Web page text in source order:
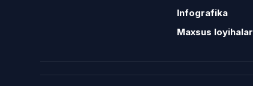
Infografika
Maxsus loyihalar